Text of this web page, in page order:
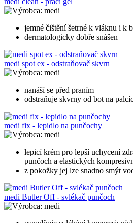
medi
jemné čištění šetrné k vláknu i k
dermatologicky dobře snášen
medi spot ex - odstraňovač skvrn
medi
nanáší se před praním
odstraňuje skvrny od bot na
medi fix - lepidlo na punčochy
medi
lepicí krém pro lepší uchycení
punčoch a elastických
z pokožky jej lze snadno smýt
medi Butler Off - svlékač punčoch
medi